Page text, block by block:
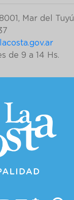
Mar del Tuyú
de 9 a 14 Hs.